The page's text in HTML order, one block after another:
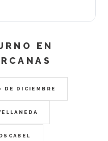
EN
DE DICIEMBRE